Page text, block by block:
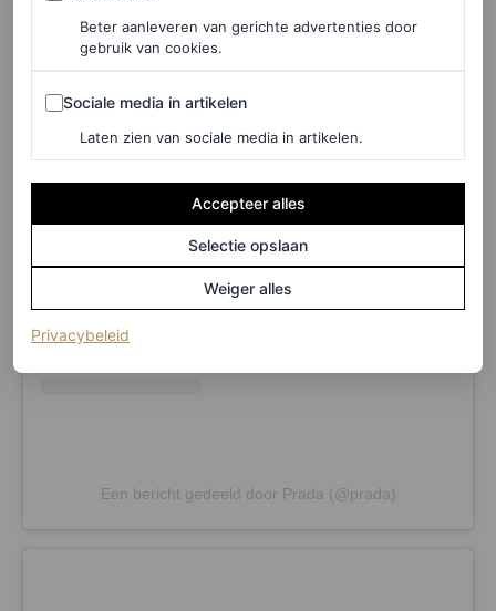
Dit bericht op Instagram bekijken
Een bericht gedeeld door Prada (@prada)
Beter aanleveren van gerichte advertenties door
gebruik van cookies.
Sociale media in artikelen
Sociale media in artikelen
Laten zien van sociale media in artikelen.
Accepteer alles
Selectie opslaan
Weiger alles
Privacybeleid